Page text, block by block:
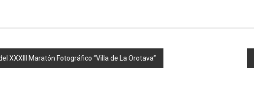
XXXIII Maratón Fotográfico “Villa de La Orotava”